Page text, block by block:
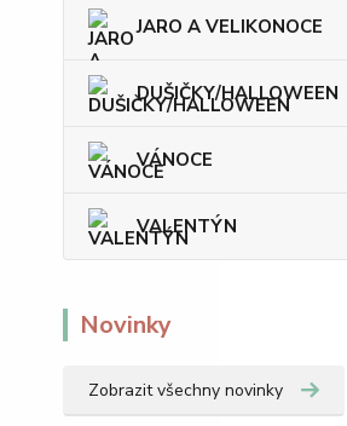
JARO A VELIKONOCE
DUŠIČKY/HALLOWEEN
VÁNOCE
VALENTÝN
Novinky
Zobrazit všechny novinky